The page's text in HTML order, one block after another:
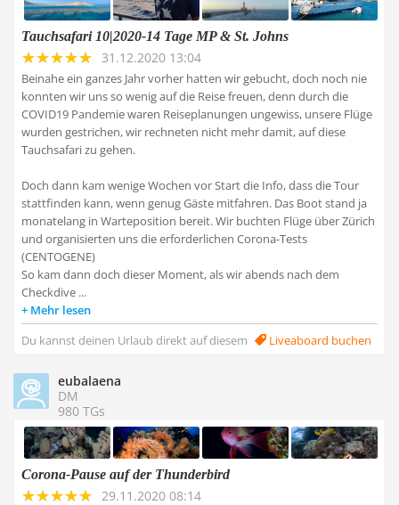
Tauchsafari 10|2020-14 Tage MP & St. Johns
31.12.2020 13:04
Beinahe ein ganzes Jahr vorher hatten wir gebucht, doch noch nie
konnten wir uns so wenig auf die Reise freuen, denn durch die
COVID19 Pandemie waren Reiseplanungen ungewiss, unsere Flüge
wurden gestrichen, wir rechneten nicht mehr damit, auf diese
Tauchsafari zu gehen.
Doch dann kam wenige Wochen vor Start die Info, dass die Tour
stattfinden kann, wenn genug Gäste mitfahren. Das Boot stand ja
monatelang in Warteposition bereit. Wir buchten Flüge über Zürich
und organisierten uns die erforderlichen Corona-Tests
(CENTOGENE)
So kam dann doch dieser Moment, als wir abends nach dem
Checkdive ...
Mehr lesen
Du kannst deinen Urlaub direkt auf diesem
Liveaboard buchen
eubalaena
DM
980 TGs
Corona-Pause auf der Thunderbird
29.11.2020 08:14